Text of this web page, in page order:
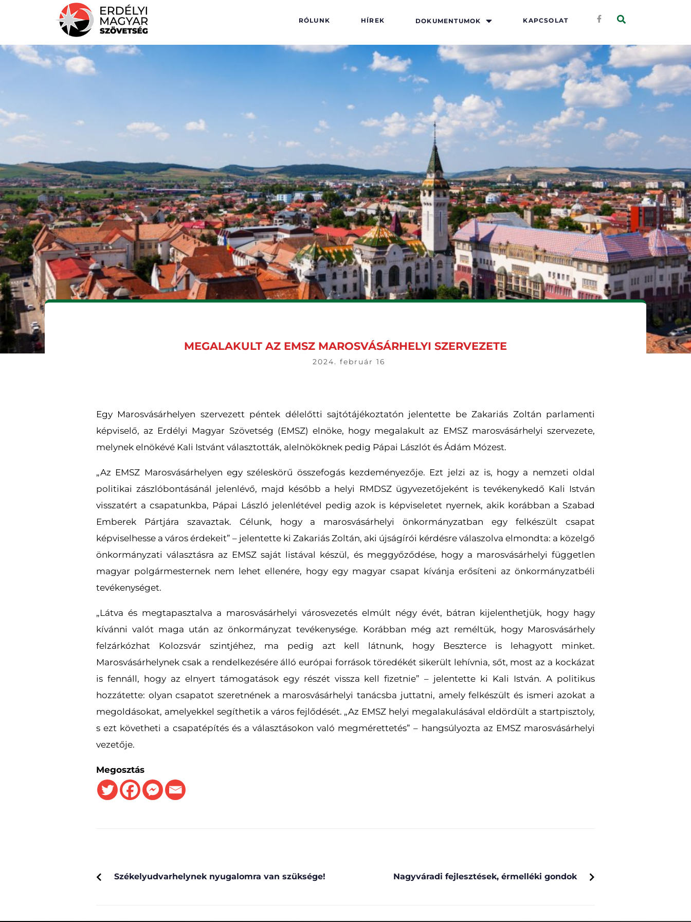
RÓLUNK HÍREK DOKUMENTUMOK KAPCSOLAT
MEGALAKULT AZ EMSZ MAROSVÁSÁRHELYI SZERVEZETE
2024. február 16
Egy Marosvásárhelyen szervezett péntek délelőtti sajtótájékoztatón jelentette be Zakariás Zoltán parlamenti
képviselő, az Erdélyi Magyar Szövetség (EMSZ) elnöke, hogy megalakult az EMSZ marosvásárhelyi szervezete,
melynek elnökévé Kali Istvánt választották, alelnököknek pedig Pápai Lászlót és Ádám Mózest.
„Az EMSZ Marosvásárhelyen egy széleskörű összefogás kezdeményezője. Ezt jelzi az is, hogy a nemzeti oldal
politikai zászlóbontásánál jelenlévő, majd később a helyi RMDSZ ügyvezetőjeként is tevékenykedő Kali István
visszatért a csapatunkba, Pápai László jelenlétével pedig azok is képviseletet nyernek, akik korábban a Szabad
Emberek Pártjára szavaztak. Célunk, hogy a marosvásárhelyi önkormányzatban egy felkészült csapat
képviselhesse a város érdekeit” – jelentette ki Zakariás Zoltán, aki újságírói kérdésre válaszolva elmondta: a közelgő
önkormányzati választásra az EMSZ saját listával készül, és meggyőződése, hogy a marosvásárhelyi független
magyar polgármesternek nem lehet ellenére, hogy egy magyar csapat kívánja erősíteni az önkormányzatbéli
tevékenységet.
„Látva és megtapasztalva a marosvásárhelyi városvezetés elmúlt négy évét, bátran kijelenthetjük, hogy hagy
kívánni valót maga után az önkormányzat tevékenysége. Korábban még azt reméltük, hogy Marosvásárhely
felzárkózhat Kolozsvár szintjéhez, ma pedig azt kell látnunk, hogy Beszterce is lehagyott minket.
Marosvásárhelynek csak a rendelkezésére álló európai források töredékét sikerült lehívnia, sőt, most az a kockázat
is fennáll, hogy az elnyert támogatások egy részét vissza kell fizetnie” – jelentette ki Kali István. A politikus
hozzátette: olyan csapatot szeretnének a marosvásárhelyi tanácsba juttatni, amely felkészült és ismeri azokat a
megoldásokat, amelyekkel segíthetik a város fejlődését. „Az EMSZ helyi megalakulásával eldördült a startpisztoly,
s ezt követheti a csapatépítés és a választásokon való megmérettetés” – hangsúlyozta az EMSZ marosvásárhelyi
vezetője.
Megosztás
Székelyudvarhelynek nyugalomra van szüksége! Nagyváradi fejlesztések, érmelléki gondok